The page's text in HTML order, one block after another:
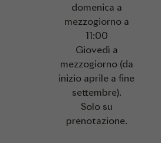
domenica a
mezzogiorno a
11:00
Giovedì a
mezzogiorno (da
inizio aprile a fine
settembre).
Solo su
prenotazione.